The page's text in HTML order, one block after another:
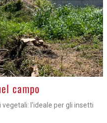
campo
vegetali: l'ideale per gli insetti